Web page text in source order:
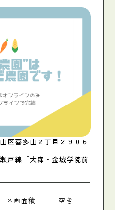
区喜多山２丁目２９０６
戸線「大森・金城学院前
区画面積 空き